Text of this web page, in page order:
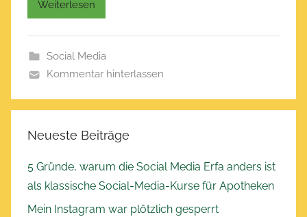
i
c
t
a
J
u
Weiterlesen
Social Media
Kommentar hinterlassen
Neueste Beiträge
5 Gründe, warum die Social Media Erfa anders ist
als klassische Social-Media-Kurse für Apotheken
Mein Instagram war plötzlich gesperrt